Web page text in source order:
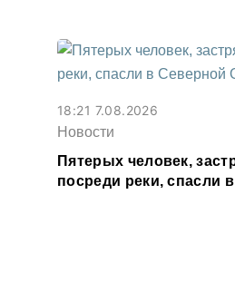
18:21 7.08.2026
Новости
Пятерых человек,
посреди реки, спасли